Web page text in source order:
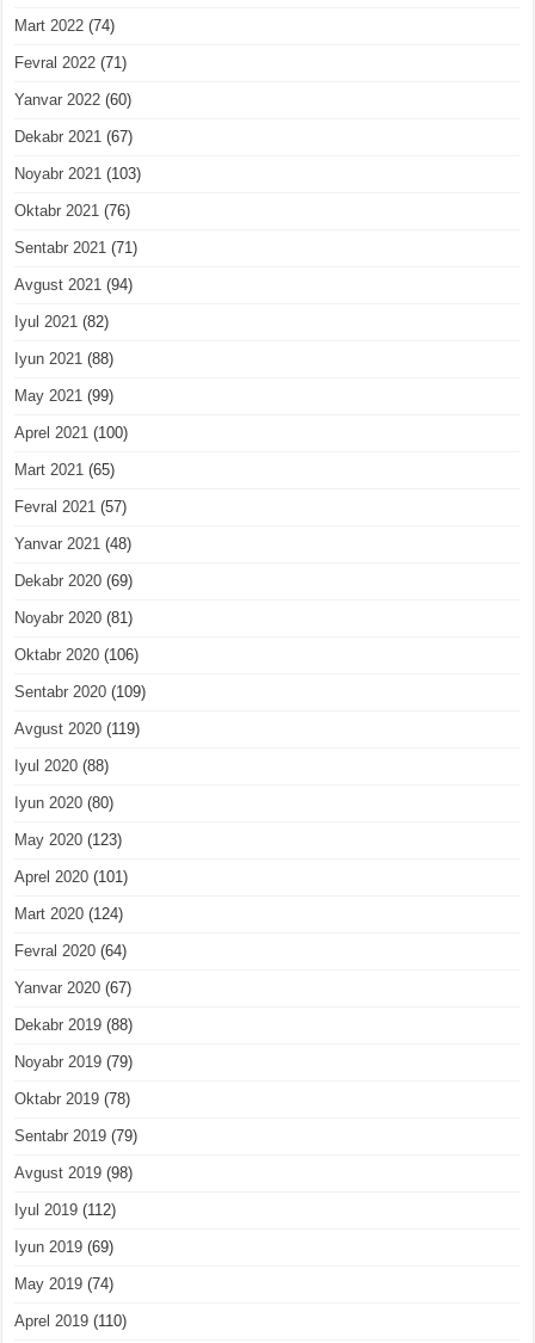
Mart 2022 (74)
Fevral 2022 (71)
Yanvar 2022 (60)
Dekabr 2021 (67)
Noyabr 2021 (103)
Oktabr 2021 (76)
Sentabr 2021 (71)
Avgust 2021 (94)
Iyul 2021 (82)
Iyun 2021 (88)
May 2021 (99)
Aprel 2021 (100)
Mart 2021 (65)
Fevral 2021 (57)
Yanvar 2021 (48)
Dekabr 2020 (69)
Noyabr 2020 (81)
Oktabr 2020 (106)
Sentabr 2020 (109)
Avgust 2020 (119)
Iyul 2020 (88)
Iyun 2020 (80)
May 2020 (123)
Aprel 2020 (101)
Mart 2020 (124)
Fevral 2020 (64)
Yanvar 2020 (67)
Dekabr 2019 (88)
Noyabr 2019 (79)
Oktabr 2019 (78)
Sentabr 2019 (79)
Avgust 2019 (98)
Iyul 2019 (112)
Iyun 2019 (69)
May 2019 (74)
Aprel 2019 (110)